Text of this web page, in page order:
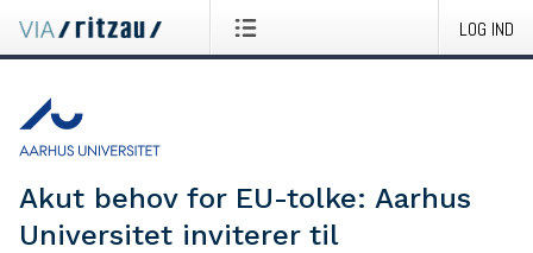
LOG IND
Akut behov for EU-tolke: Aarhus
Universitet inviterer til